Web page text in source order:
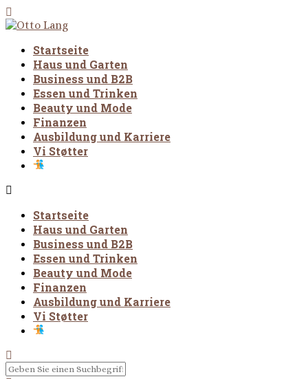
Startseite
Haus und Garten
Business und B2B
Essen und Trinken
Beauty und Mode
Finanzen
Ausbildung und Karriere
Vi Støtter
Startseite
Haus und Garten
Business und B2B
Essen und Trinken
Beauty und Mode
Finanzen
Ausbildung und Karriere
Vi Støtter